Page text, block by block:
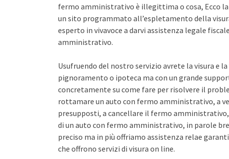
fermo amministrativo è illegittima o cosa, Ecco
un sito programmato all’espletamento della
esperto in vivavoce a darvi assistenza legale
amministrativo.
Usufruendo del nostro servizio avrete la visura e
pignoramento o ipoteca ma con un grande
concretamente su come fare per risolvere il
rottamare un auto con fermo amministrativo, a
presupposti, a cancellare il fermo
di un auto con fermo amministrativo, in parole
preciso ma in più offriamo assistenza relae
che offrono servizi di visura on line.